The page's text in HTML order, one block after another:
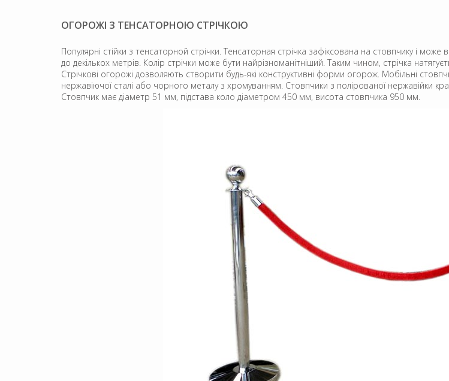
ОГОРОЖІ З ТЕНСАТОРНОЮ СТРІЧКОЮ
Популярні стійки з тенсаторной стрічки. Тенсаторная стрічка зафіксована на стовпчику і
до декількох метрів. Колір стрічки може бути найрізноманітніший. Таким чином, стрічка
Стрічкові огорожі дозволяють створити будь-які конструктивні форми огорож. Мобільні
нержавіючої сталі або чорного металу з хромуванням. Стовпчики з полірованої
Стовпчик має діаметр 51 мм, підстава коло діаметром 450 мм, висота стовпчика 950 мм.